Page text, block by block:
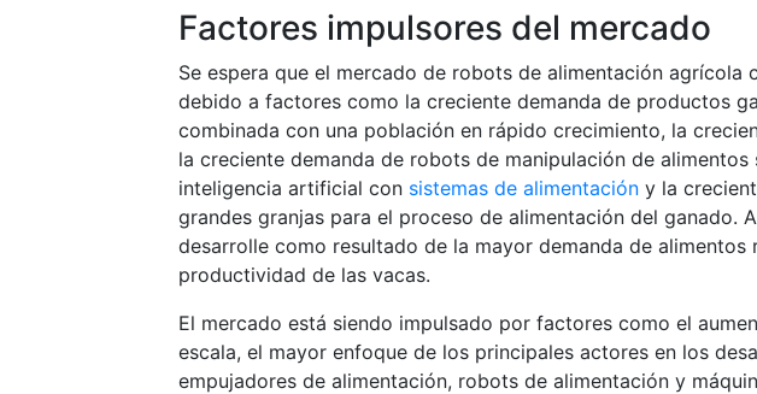
Factores impulsores del mercado
Se espera que el mercado de robots de alimentación agrícola
debido a factores como la creciente demanda de productos
combinada con una población en rápido crecimiento, la
la creciente demanda de robots de manipulación de
inteligencia artificial con sistemas de alimentación y la
grandes granjas para el proceso de alimentación del ganado.
desarrolle como resultado de la mayor demanda de alimentos
productividad de las vacas.
El mercado está siendo impulsado por factores como el
escala, el mayor enfoque de los principales actores en los
empujadores de alimentación, robots de alimentación y